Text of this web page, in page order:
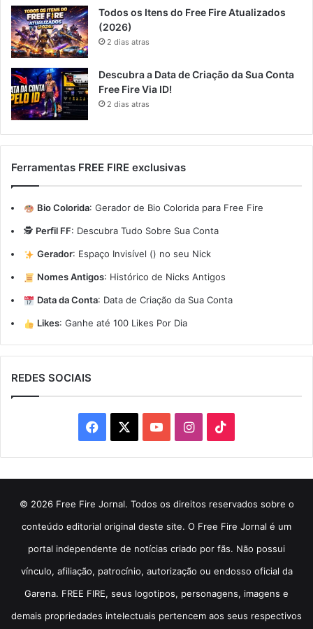
Todos os Itens do Free Fire Atualizados
(2026)
2 dias atras
Descubra a Data de Criação da Sua Conta
Free Fire Via ID!
2 dias atras
Ferramentas FREE FIRE exclusivas
Bio Colorida: Gerador de Bio Colorida para Free Fire
🕵️ Perfil FF: Descubra Tudo Sobre Sua Conta
Gerador: Espaço Invisível (ㅤ) no seu Nick
Nomes Antigos: Histórico de Nicks Antigos
Data da Conta: Data de Criação da Sua Conta
Likes: Ganhe até 100 Likes Por Dia
REDES SOCIAIS
Facebook YouTubeInstagram
© 2026 Free Fire Jornal. Todos os direitos reservados sobre o
conteúdo editorial original deste site. O Free Fire Jornal é um
portal independente de notícias criado por fãs. Não possui
vínculo, afiliação, patrocínio, autorização ou endosso oficial da
Garena. FREE FIRE, seus logotipos, personagens, imagens e
demais propriedades intelectuais pertencem aos seus respectivos